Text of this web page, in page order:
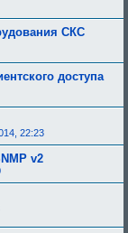
СКС
доступа
22:23
v2